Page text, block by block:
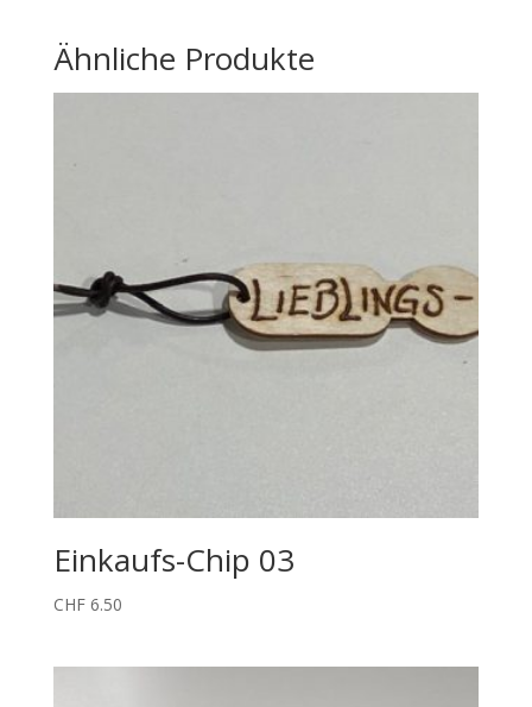
Ähnliche Produkte
Einkaufs-Chip 03
CHF6.50